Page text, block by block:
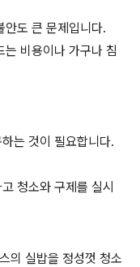
안도 큰 문제입니다.
비용이나 가구나 침
는 것이 필요합니다.
청소와 구제를 실시
의 실밥을 정성껏 청소